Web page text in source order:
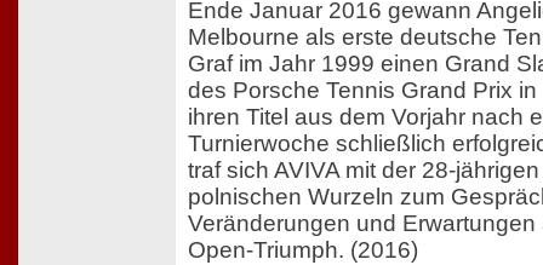
Ende Januar 2016 gewann
Melbourne als erste deutsche
Graf im Jahr 1999 einen Grand
des Porsche Tennis Grand Prix
ihren Titel aus dem Vorjahr nach
Turnierwoche schließlich
traf sich AVIVA mit der 28-
polnischen Wurzeln zum
Veränderungen und Erwartungen
Open-Triumph. (2016)